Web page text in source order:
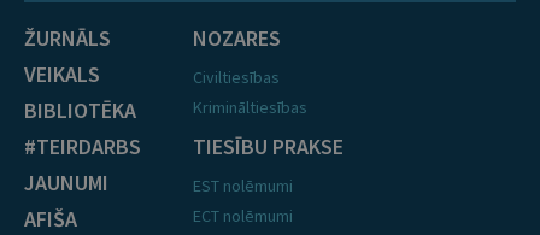
ŽURNĀLS
VEIKALS
BIBLIOTĒKA
#TEIRDARBS
JAUNUMI
AFIŠA
NOZARES
Civiltiesības
Krimināltiesības
TIESĪBU PRAKSE
EST nolēmumi
ECT nolēmumi